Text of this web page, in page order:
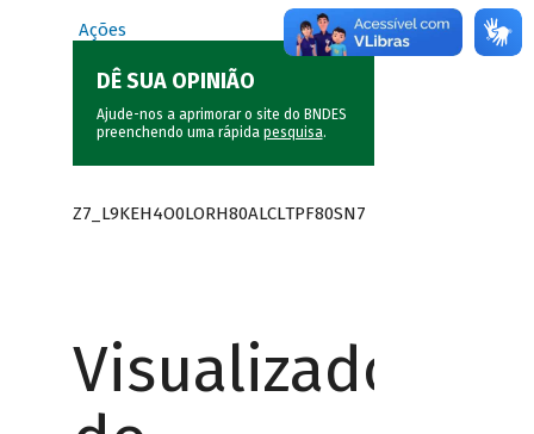
Ações
DÊ SUA OPINIÃO
Ajude-nos a aprimorar o site do BNDES
preenchendo uma rápida pesquisa.
Z7_L9KEH4O0LORH80ALCLTPF80SN7
Visualizador